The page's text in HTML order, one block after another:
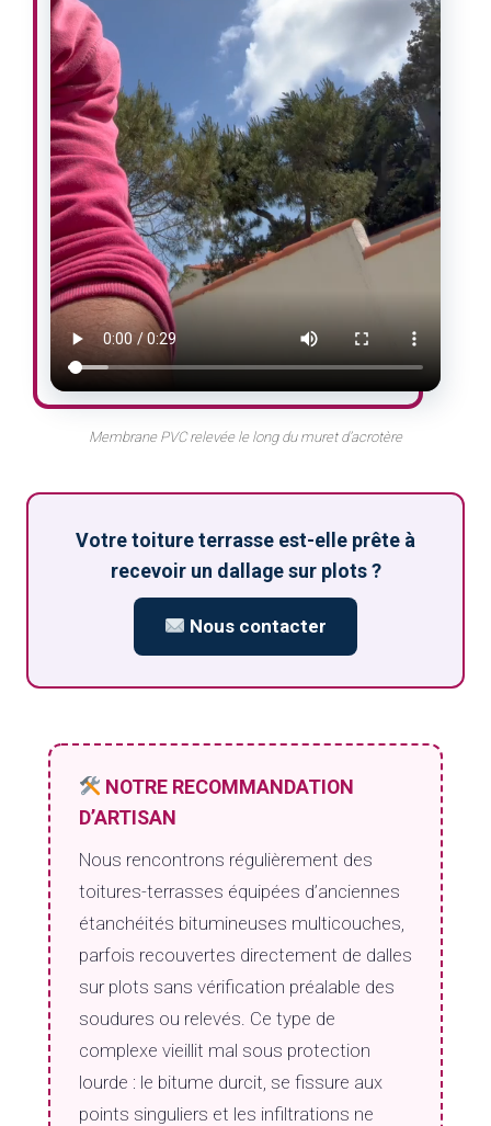
Membrane PVC relevée le long du muret d’acrotère
Votre toiture terrasse est-elle prête à
recevoir un dallage sur plots ?
Nous contacter
NOTRE RECOMMANDATION
D’ARTISAN
Nous rencontrons régulièrement des
toitures-terrasses équipées d’anciennes
étanchéités bitumineuses multicouches,
parfois recouvertes directement de dalles
sur plots sans vérification préalable des
soudures ou relevés. Ce type de
complexe vieillit mal sous protection
lourde : le bitume durcit, se fissure aux
points singuliers et les infiltrations ne